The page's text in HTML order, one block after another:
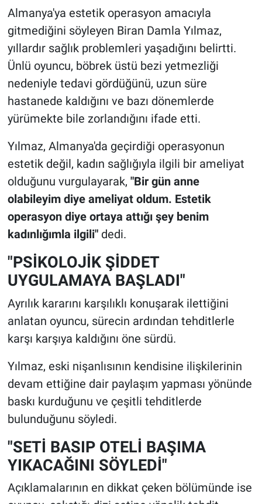
Almanya'ya estetik operasyon amacıyla
gitmediğini söyleyen Biran Damla Yılmaz,
yıllardır sağlık problemleri yaşadığını belirtti.
Ünlü oyuncu, böbrek üstü bezi yetmezliği
nedeniyle tedavi gördüğünü, uzun süre
hastanede kaldığını ve bazı dönemlerde
yürümekte bile zorlandığını ifade etti.
Yılmaz, Almanya'da geçirdiği operasyonun
estetik değil, kadın sağlığıyla ilgili bir ameliyat
olduğunu vurgulayarak, "Bir gün anne
olabileyim diye ameliyat oldum. Estetik
operasyon diye ortaya attığı şey benim
kadınlığımla ilgili"dedi.
"PSİKOLOJİK ŞİDDET
UYGULAMAYA BAŞLADI"
Ayrılık kararını karşılıklı konuşarak ilettiğini
anlatan oyuncu, sürecin ardından tehditlerle
karşı karşıya kaldığını öne sürdü.
Yılmaz, eski nişanlısının kendisine ilişkilerinin
devam ettiğine dair paylaşım yapması yönünde
baskı kurduğunu ve çeşitli tehditlerde
bulunduğunu söyledi.
"SETİ BASIP OTELİ BAŞIMA
YIKACAĞINI SÖYLEDİ"
Açıklamalarının en dikkat çeken bölümünde ise